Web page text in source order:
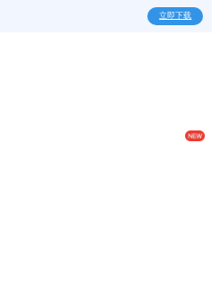
立即下载